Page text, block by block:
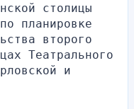
столицы
планировке
второго
Театрального
и